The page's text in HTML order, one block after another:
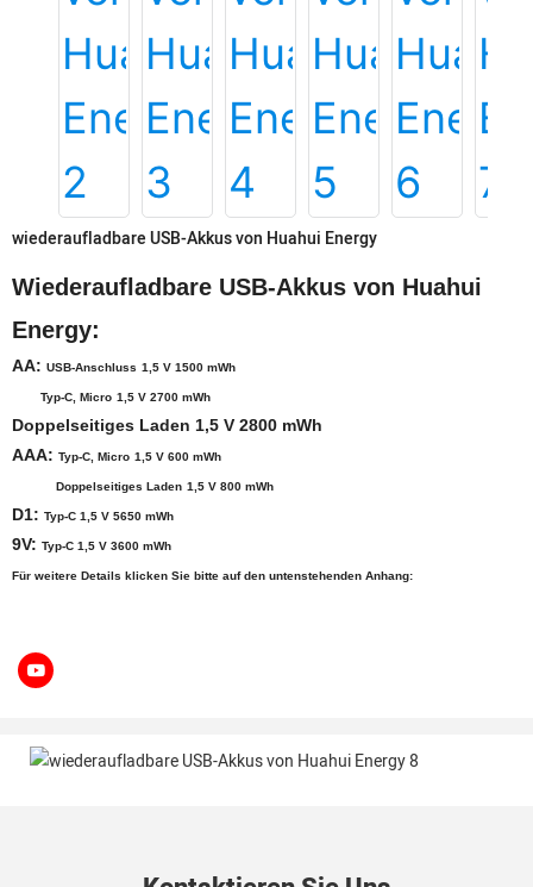
wiederaufladbare USB-Akkus von Huahui Energy
Wiederaufladbare USB-Akkus von Huahui
Energy:
AA: USB-Anschluss 1,5 V 1500 mWh
Typ-C, Micro 1,5 V 2700 mWh
Doppelseitiges Laden 1,5 V 2800 mWh
AAA: Typ-C, Micro 1,5 V 600 mWh
Doppelseitiges Laden 1,5 V 800 mWh
D1: Typ-C 1,5 V 5650 mWh
9V: Typ-C 1,5 V 3600 mWh
Für weitere Details klicken Sie bitte auf den untenstehenden Anhang: